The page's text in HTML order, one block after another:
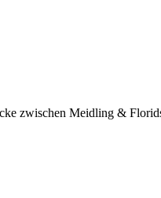
zwischen Meidling &